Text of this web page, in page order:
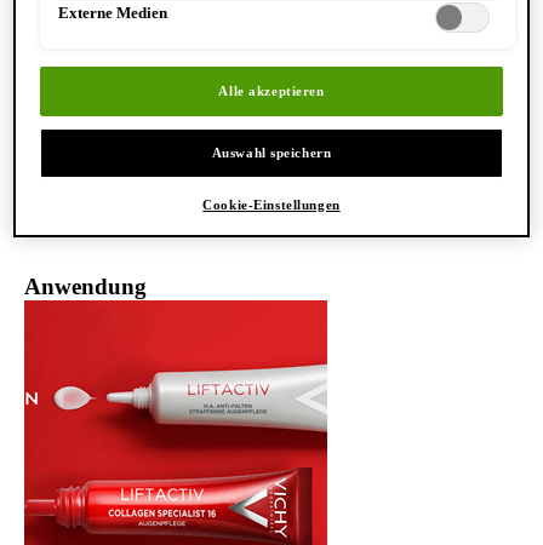
VITAMIN C
Haut. Schützt vor freien Redikalen.
Strafft die Haut und mildert Trockenheitsfalten, feine
Anwendung
Externe Medien
Alle akzeptieren
Auswahl speichern
Cookie-Einstellungen